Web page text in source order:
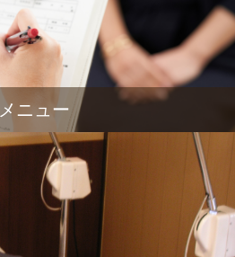
メニュー